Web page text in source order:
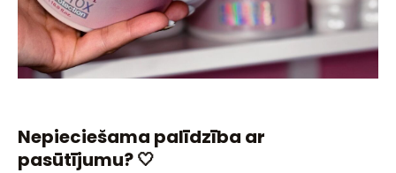
Nepieciešama palīdzība ar
pasūtījumu? 🤍